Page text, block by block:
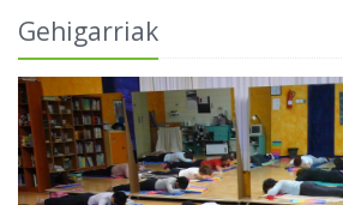
Gehigarriak